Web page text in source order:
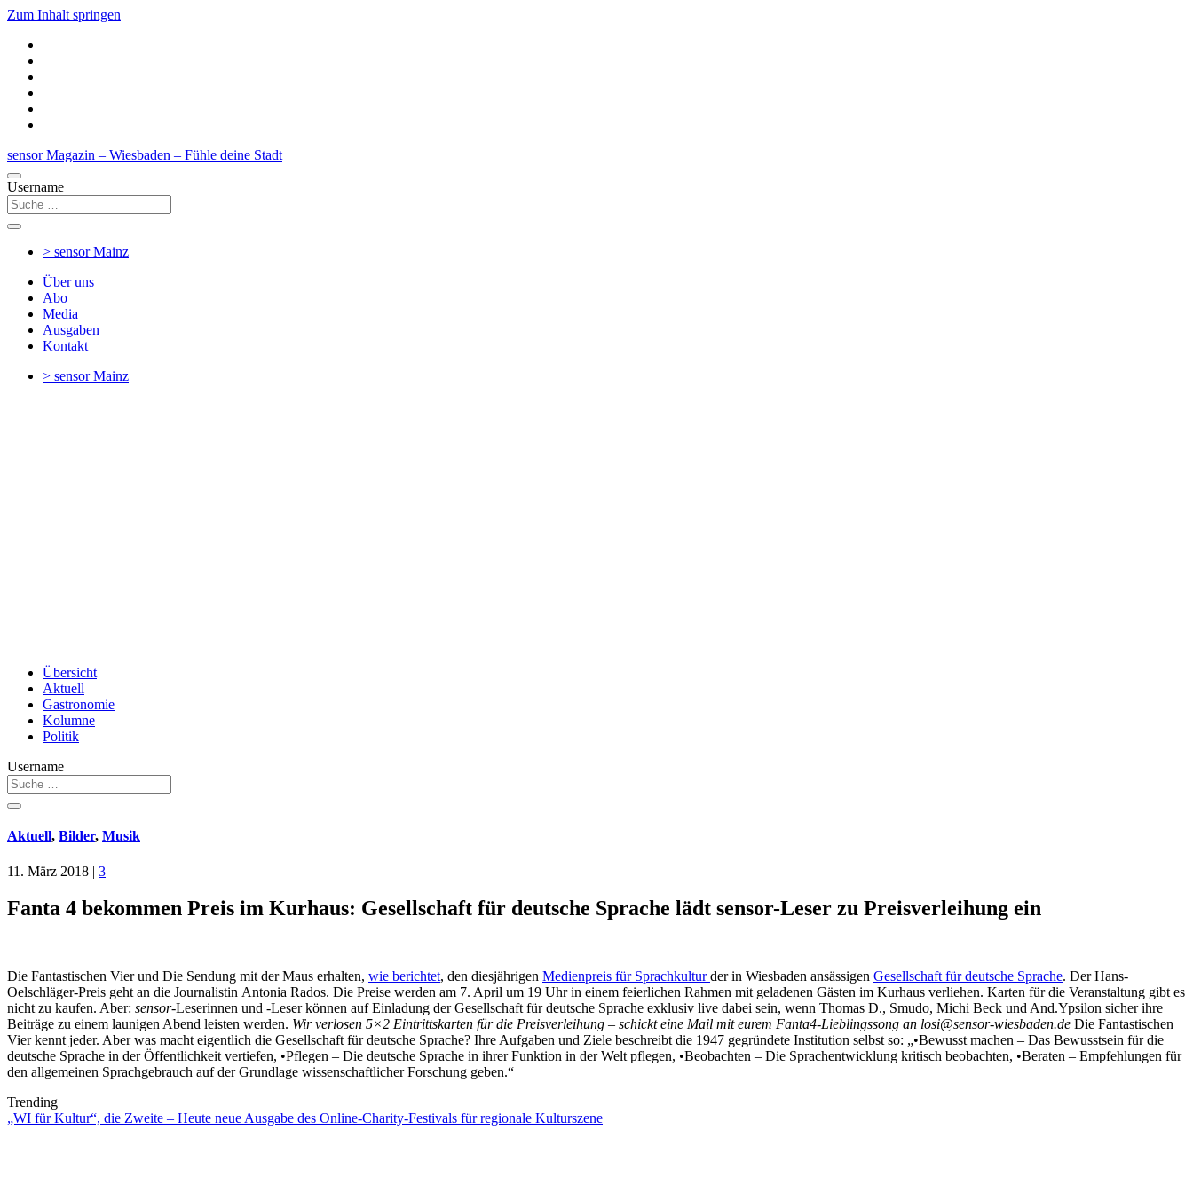
Zum Inhalt springen
sensor Magazin – Wiesbaden – Fühle deine Stadt
Username
> sensorMainz
Über uns
Abo
Media
Ausgaben
Kontakt
> sensorMainz
Übersicht
Aktuell
Gastronomie
Kolumne
Politik
Username
Aktuell, Bilder, Musik
11. März 2018 | 3
Fanta 4 bekommen Preis im Kurhaus: Gesellschaft für deutsche Sprache lädt sensor-Leser zu Preisverleihung ein
Die Fantastischen Vier und Die Sendung mit der Maus erhalten, wie berichtet, den diesjährigen Medienpreis für Sprachkulturder in Wiesbaden ansässigen Gesellschaft für deutsche Sprache. Der Hans-
Oelschläger-Preis geht an die Journalistin Antonia Rados. Die Preise werden am 7. April um 19 Uhr in einem feierlichen Rahmen mit geladenen Gästen im Kurhaus verliehen. Karten für die Veranstaltung gibt es
nicht zu kaufen. Aber: sensor-Leserinnen und -Leser können auf Einladung der Gesellschaft für deutsche Sprache exklusiv live dabei sein, wenn Thomas D., Smudo, Michi Beck und And.Ypsilon sicher ihre
Beiträge zu einem launigen Abend leisten werden. Wir verlosen 5×2 Eintrittskarten für die Preisverleihung – schickt eine Mail mit eurem Fanta4-Lieblingssong an losi@sensor-wiesbaden.de Die Fantastischen
Vier kennt jeder. Aber was macht eigentlich die Gesellschaft für deutsche Sprache? Ihre Aufgaben und Ziele beschreibt die 1947 gegründete Institution selbst so: „•Bewusst machen – Das Bewusstsein für die
deutsche Sprache in der Öffentlichkeit vertiefen, •Pflegen – Die deutsche Sprache in ihrer Funktion in der Welt pflegen, •Beobachten – Die Sprachentwicklung kritisch beobachten, •Beraten – Empfehlungen für
den allgemeinen Sprachgebrauch auf der Grundlage wissenschaftlicher Forschung geben.“
Trending
„WI für Kultur“, die Zweite – Heute neue Ausgabe des Online-Charity-Festivals für regionale Kulturszene